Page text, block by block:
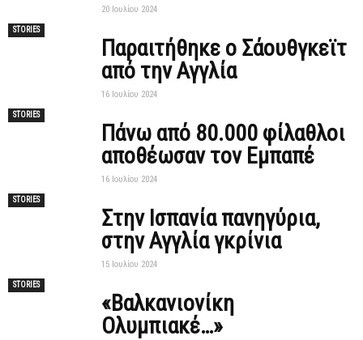
20 Ιουλίου 2024
STORIES
Παραιτήθηκε ο Σάουθγκεϊτ
από την Αγγλία
16 Ιουλίου 2024
STORIES
Πάνω από 80.000 φίλαθλοι
αποθέωσαν τον Εμπαπέ
16 Ιουλίου 2024
STORIES
Στην Ισπανία πανηγύρια,
στην Αγγλία γκρίνια
15 Ιουλίου 2024
STORIES
«Βαλκανιονίκη
Ολυμπιακέ…»